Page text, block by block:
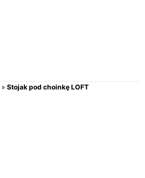
» Stojak pod choinkę LOFT